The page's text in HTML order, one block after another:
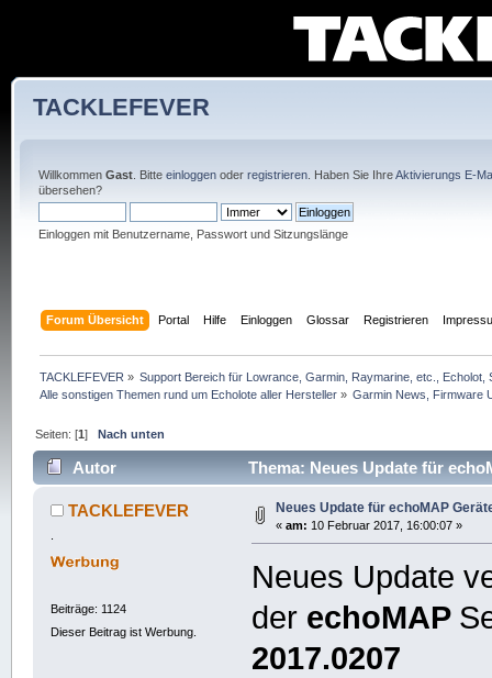
TACKLEFEVER
Willkommen Gast. Bitte einloggenoder registrieren. Haben Sie IhreAktivierungs E-
übersehen?
Einloggen mit Benutzername, Passwort und Sitzungslänge
Forum Übersicht Portal Hilfe Einloggen Glossar Registrieren
TACKLEFEVER » Support Bereich für Lowrance, Garmin, Raymarine, etc.,
Alle sonstigen Themen rund um Echolote aller Hersteller » Garmin News, Firmware
Seiten: [1]Nach unten
Autor Thema: Neues Update für
TACKLEFEVER
Beiträge: 1124
Dieser Beitrag ist Werbung.
Neues Update für echoMAP
« am: 10 Februar 2017, 16:00:07 »
Neues Update
der echoMAP
2017.0207